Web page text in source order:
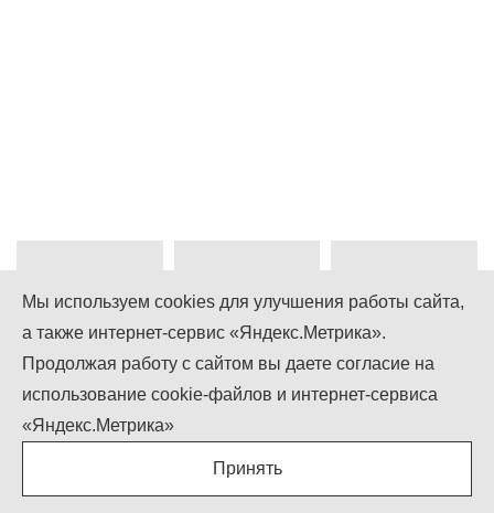
+7 (499) 755-92-79
Понедельник-Пятница: 9.00 - 18.00
info@igcompany.ru
IGCOMPANY © ООО «БИЗНЕС КАПИТАЛ»
Мы используем cookies для улучшения работы сайта,
а также интернет-сервис «Яндекс.Метрика».
Продолжая работу с сайтом вы даете согласие на
использование cookie-файлов и интернет-сервиса
«Яндекс.Метрика»
Принять